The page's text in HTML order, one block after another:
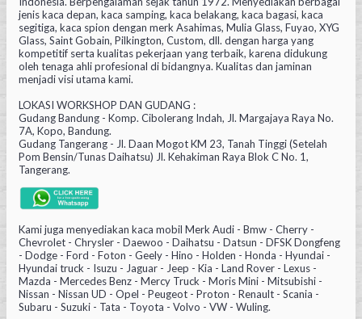
jenis kaca depan, kaca samping, kaca belakang, kaca bagasi, kaca
segitiga, kaca spion dengan merk Asahimas, Mulia Glass, Fuyao, XYG
Glass, Saint Gobain, Pilkington, Custom, dll. dengan harga yang
kompetitif serta kualitas pekerjaan yang terbaik, karena didukung
oleh tenaga ahli profesional di bidangnya. Kualitas dan jaminan
menjadi visi utama kami.
LOKASI WORKSHOP DAN GUDANG :
Gudang Bandung - Komp. Cibolerang Indah, Jl. Margajaya Raya No.
7A, Kopo, Bandung.
Gudang Tangerang - Jl. Daan Mogot KM 23, Tanah Tinggi (Setelah
Pom Bensin/Tunas Daihatsu) Jl. Kehakiman Raya Blok C No. 1,
Tangerang.
Kami juga menyediakan kaca mobil Merk Audi - Bmw - Cherry -
Chevrolet - Chrysler - Daewoo - Daihatsu - Datsun - DFSK Dongfeng
- Dodge - Ford - Foton - Geely - Hino - Holden - Honda - Hyundai -
Hyundai truck - Isuzu - Jaguar - Jeep - Kia - Land Rover - Lexus -
Mazda - Mercedes Benz - Mercy Truck - Moris Mini - Mitsubishi -
Nissan - Nissan UD - Opel - Peugeot - Proton - Renault - Scania -
Subaru - Suzuki - Tata - Toyota - Volvo - VW - Wuling.